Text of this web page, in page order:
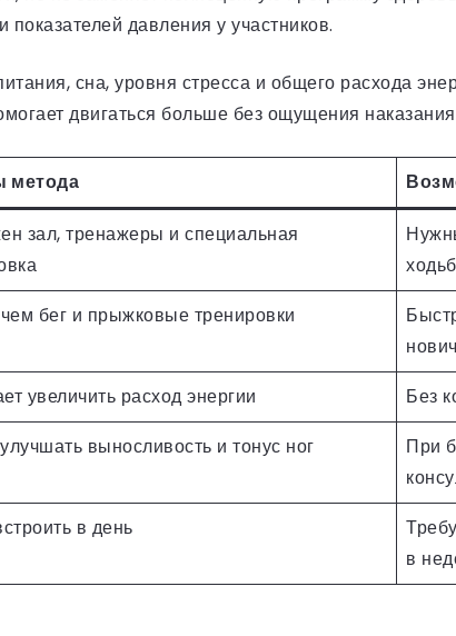
давления у участников.
сна, уровня стресса и общего расхода
двигаться больше без ощущения
метода
зал, тренажеры и специальная
бег и прыжковые тренировки
увеличить расход энергии
Без
выносливость и тонус ног
При
в день
в